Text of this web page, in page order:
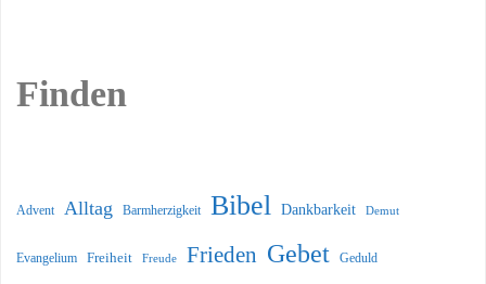
Finden
Advent Alltag Barmherzigkeit Bibel Dankbarkeit Demut
Evangelium Freiheit Freude Frieden Gebet Geduld